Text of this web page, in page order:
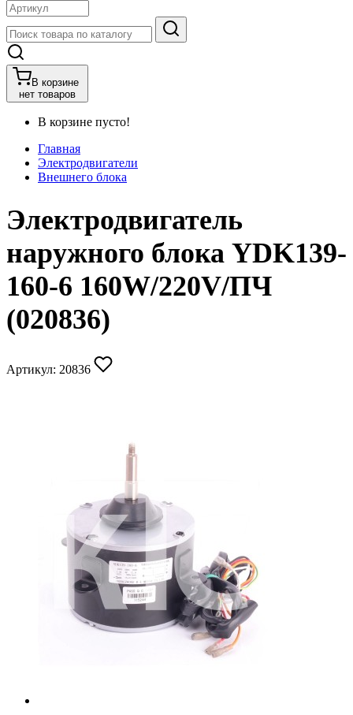
В корзине
нет товаров
В корзине пусто!
Главная
Электродвигатели
Внешнего блока
Электродвигатель
наружного блока YDK139-
160-6 160W/220V/ПЧ
(020836)
Артикул: 20836